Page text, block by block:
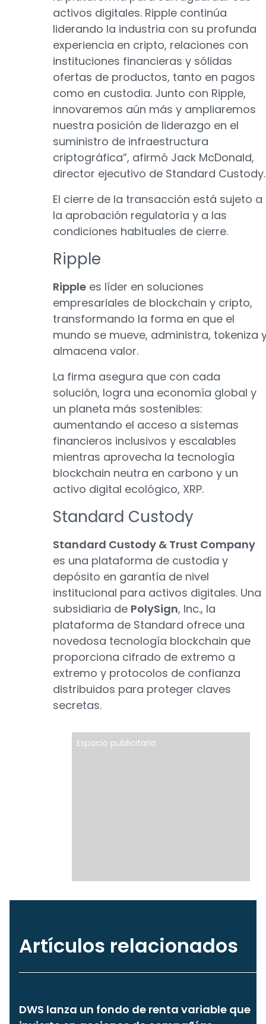
activos digitales. Ripple continúa
liderando la industria con su profunda
experiencia en cripto, relaciones con
instituciones financieras y sólidas
ofertas de productos, tanto en pagos
como en custodia. Junto con Ripple,
innovaremos aún más y ampliaremos
nuestra posición de liderazgo en el
suministro de infraestructura
criptográfica”, afirmó Jack McDonald,
director ejecutivo de Standard Custody.
El cierre de la transacción está sujeto a
la aprobación regulatoria y a las
condiciones habituales de cierre.
Ripple
Ripple es líder en soluciones
empresariales de blockchain y cripto,
transformando la forma en que el
mundo se mueve, administra, tokeniza
almacena valor.
La firma asegura que con cada
solución, logra una economía global y
un planeta más sostenibles:
aumentando el acceso a sistemas
financieros inclusivos y escalables
mientras aprovecha la tecnología
blockchain neutra en carbono y un
activo digital ecológico, XRP.
Standard Custody
Standard Custody & Trust Company
es una plataforma de custodia y
depósito en garantía de nivel
institucional para activos digitales. Una
subsidiaria de PolySign, Inc., la
plataforma de Standard ofrece una
novedosa tecnología blockchain que
proporciona cifrado de extremo a
extremo y protocolos de confianza
distribuidos para proteger claves
secretas.
Espacio publicitario
Artículos relacionados
DWS lanza un fondo de renta variable que